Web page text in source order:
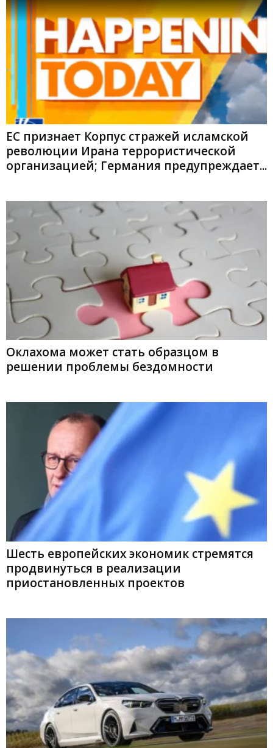
ЕС признает Корпус стражей исламской
революции Ирана террористической
организацией; Германия предупреждает...
Оклахома может стать образцом в
решении проблемы бездомности
Шесть европейских экономик стремятся
продвинуться в реализации
приостановленных проектов